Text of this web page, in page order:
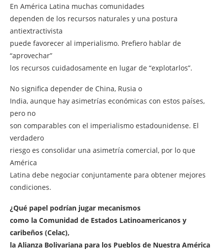
En América Latina muchas comunidades
dependen de los recursos naturales y una postura
antiextractivista
puede favorecer al imperialismo. Prefiero hablar de
“aprovechar”
los recursos cuidadosamente en lugar de “explotarlos”.
No significa depender de China, Rusia o
India, aunque hay asimetrías económicas con estos países,
pero no
son comparables con el imperialismo estadounidense. El
verdadero
riesgo es consolidar una asimetría comercial, por lo que
América
Latina debe negociar conjuntamente para obtener mejores
condiciones.
¿Qué papel podrían jugar mecanismos
como la Comunidad de Estados Latinoamericanos y
caribeños (Celac),
la Alianza Bolivariana para los Pueblos de Nuestra América